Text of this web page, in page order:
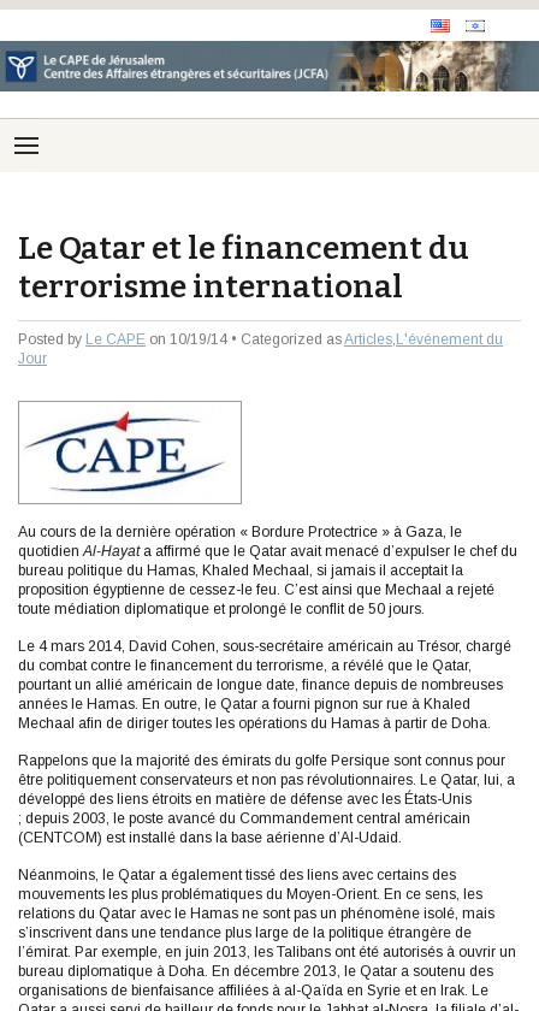
Le Qatar et le financement du
terrorisme international
Posted by Le CAPE on 10/19/14 • Categorized asArticles, L'événement du
Jour
Au cours de la dernière opération « Bordure Protectrice » à Gaza, le
quotidien Al-Hayata affirmé que le Qatar avait menacé d’expulser le chef du
bureau politique du Hamas, Khaled Mechaal, si jamais il acceptait la
proposition égyptienne de cessez-le feu. C’est ainsi que Mechaal a rejeté
toute médiation diplomatique et prolongé le conflit de 50 jours.
Le 4 mars 2014, David Cohen, sous-secrétaire américain au Trésor, chargé
du combat contre le financement du terrorisme, a révélé que le Qatar,
pourtant un allié américain de longue date, finance depuis de nombreuses
années le Hamas. En outre, le Qatar a fourni pignon sur rue à Khaled
Mechaal afin de diriger toutes les opérations du Hamas à partir de Doha.
Rappelons que la majorité des émirats du golfe Persique sont connus pour
être politiquement conservateurs et non pas révolutionnaires. Le Qatar, lui, a
développé des liens étroits en matière de défense avec les États-Unis
; depuis 2003, le poste avancé du Commandement central américain
(CENTCOM) est installé dans la base aérienne d’Al-Udaid.
Néanmoins, le Qatar a également tissé des liens avec certains des
mouvements les plus problématiques du Moyen-Orient. En ce sens, les
relations du Qatar avec le Hamas ne sont pas un phénomène isolé, mais
s’inscrivent dans une tendance plus large de la politique étrangère de
l’émirat. Par exemple, en juin 2013, les Talibans ont été autorisés à ouvrir un
bureau diplomatique à Doha. En décembre 2013, le Qatar a soutenu des
organisations de bienfaisance affiliées à al-Qaïda en Syrie et en Irak. Le